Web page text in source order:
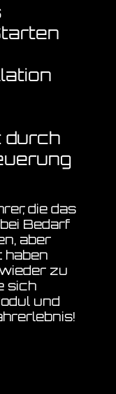
durch
die das
Bedarf
aber
haben
zu
sich
und